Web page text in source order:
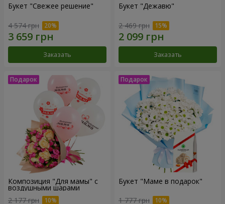
Букет "Свежее решение"
4 574 грн
Заказать
Букет "Дежавю"
2 469 грн
Заказать
Композиция "Для мамы" с
воздушными шарами
2 177 грн
Букет "Маме в подарок"
1 777 грн